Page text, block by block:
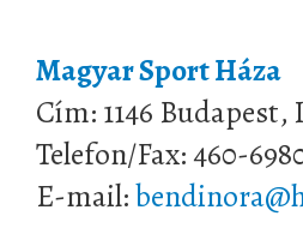
Magyar Sport Háza
Cím: 1146
Telefon/Fax: 460-
E-mail: